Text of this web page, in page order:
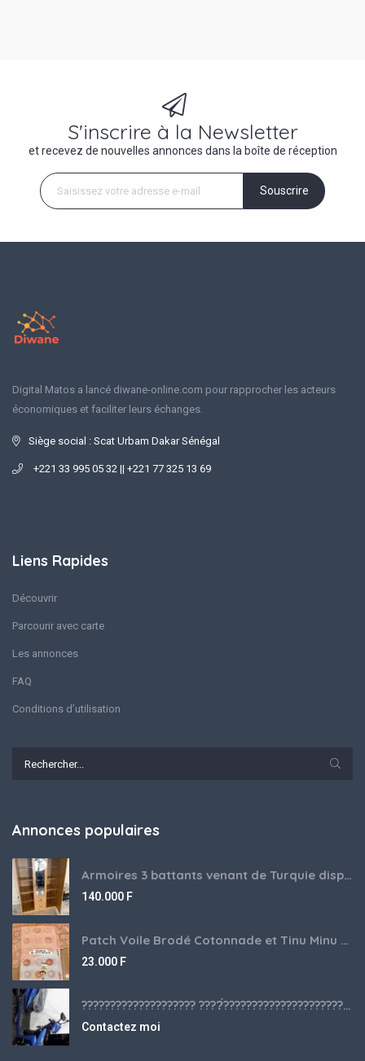
S'inscrire à la Newsletter
et recevez de nouvelles annonces dans la boîte de réception
Souscrire
Digital Matos a lancé diwane-online.com pour rapprocher les acteurs
économiques et faciliter leurs échanges.
Siège social : Scat Urbam Dakar Sénégal
+221 33 995 05 32 || +221 77 325 13 69
Liens Rapides
Découvrir
Parcourir avec carte
Les annonces
FAQ
Conditions d’utilisation
Annonces populaires
Armoires 3 battants venant de Turquie disponibles
140.000 F
Patch Voile Brodé Cotonnade et Tinu Minu de l’Inde ???????? ????
23.000 F
???????????????????? ????́???????????????????????????????????????? à vendre
Contactez moi